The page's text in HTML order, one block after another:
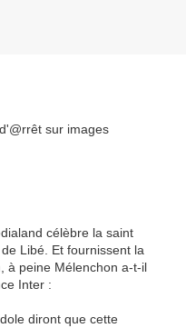
sur images
célèbre la saint
Libé. Et fournissent la
à peine Mélenchon a-t-il
Inter :
diront que cette